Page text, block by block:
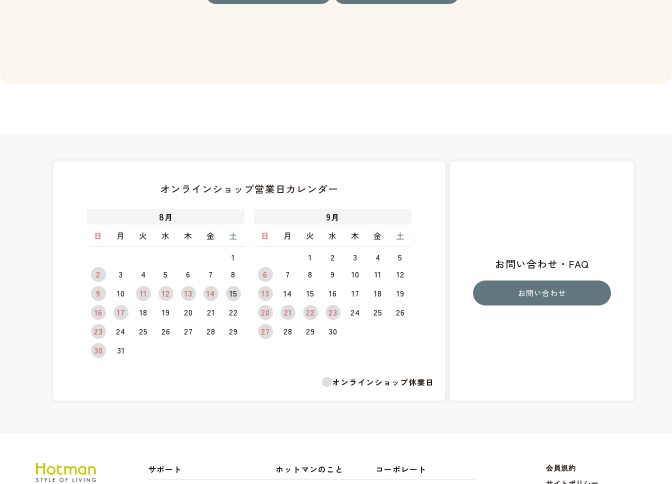
お問い合わせ・FAQ
お問い合わせ
オンラインショップ営業日カレンダー
8月
日
月 火 水 木 金
土
1
2
3 4 5 6 7
8
9
10 11 12 13 14
15
16
17 18 19 20 21
22
23
24 25 26 27 28
29
30
31
9月
日
月 火 水 木 金
土
1
2 3 4
5
6
7 8 9 10 11
12
13
14 15 16 17 18
19
20
21 22 23 24 25
26
27
28 29 30
オンラインショップ休業日
サポート ホットマンのこと コーポレート
会員規約